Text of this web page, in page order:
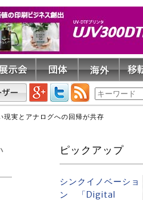
実とアナログへの回帰が共存
ピックアップ
シンクイノベーショ
ン 「Digital